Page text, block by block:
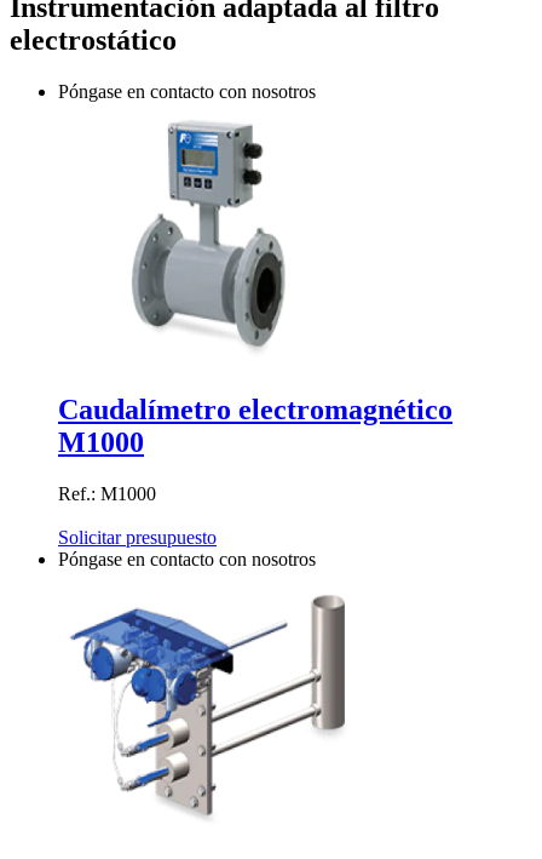
Instrumentación adaptada al filtro
electrostático
Póngase en contacto con nosotros
Caudalímetro electromagnético
M1000
Ref.: M1000
Solicitar presupuesto
Póngase en contacto con nosotros